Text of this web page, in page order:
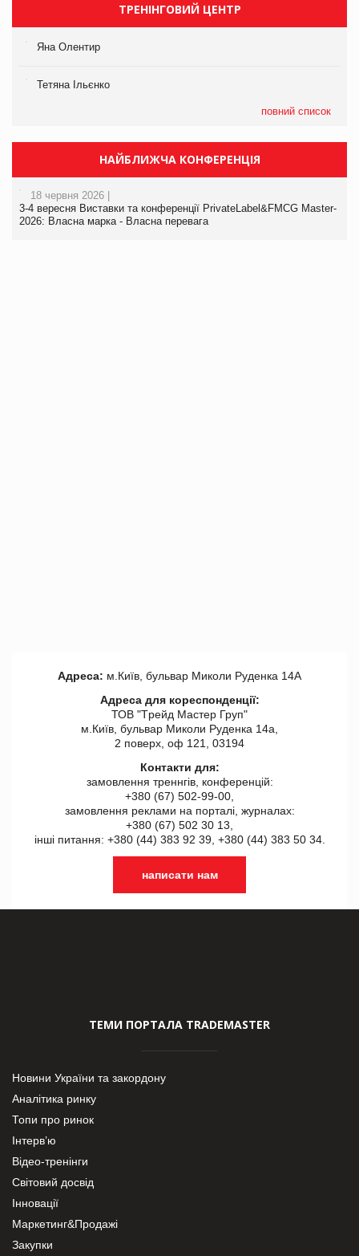
ТРЕНІНГОВИЙ ЦЕНТР
Яна Олентир
Тетяна Ільєнко
повний список
НАЙБЛИЖЧА КОНФЕРЕНЦІЯ
18 червня 2026 |
3-4 вересня Виставки та конференції PrivateLabel&FMCG Master-
2026: Власна марка - Власна перевага
Адреса: м.Київ, бульвар Миколи Руденка 14А
Адреса для кореспонденції:
ТОВ "Tрейд Мастер Груп"
м.Київ, бульвар Миколи Руденка 14а,
2 поверх, оф 121, 03194
Контакти для:
замовлення треннгів, конференцій:
+380 (67) 502-99-00,
замовлення реклами на порталі, журналах:
+380 (67) 502 30 13,
інші питання: +380 (44) 383 92 39, +380 (44) 383 50 34.
написати нам
ТЕМИ ПОРТАЛА TRADEMASTER
Новини України та закордону
Аналітика ринку
Топи про ринок
Інтерв’ю
Відео-тренінги
Світовий досвід
Інновації
Маркетинг&Продажі
Закупки